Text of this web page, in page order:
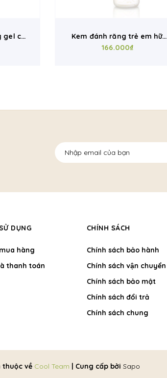
gel cỏ
1L
Kem đánh răng trẻ em hữu
cơ vị chuối Officina nature
166.000₫
DỤNG
hàng
thanh toán
CHÍNH SÁCH
Chính sách bảo hành
Chính sách vận chuyển
Chính sách bảo mật
Chính sách đổi trả
Chính sách chung
thuộc về Cool Team | Cung cấp bởi Sapo